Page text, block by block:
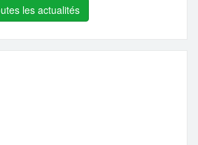
les actualités